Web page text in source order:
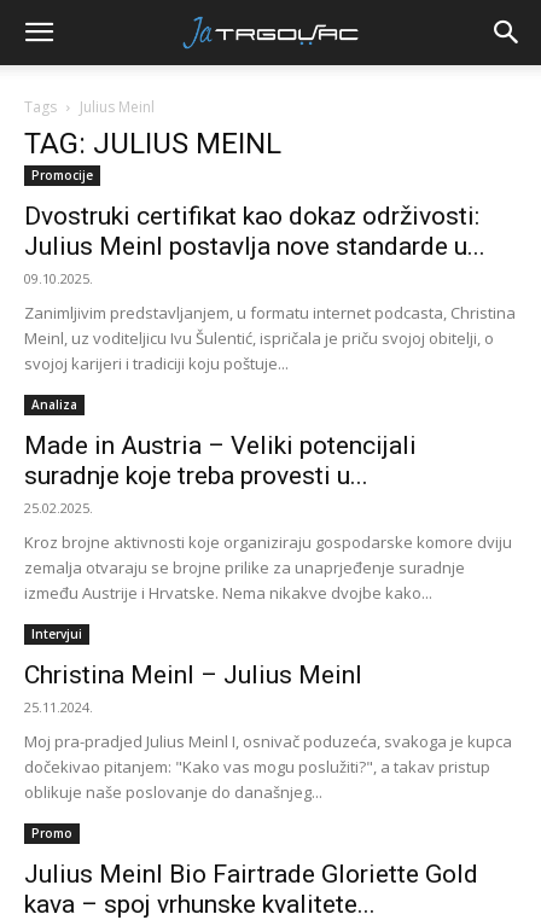
Tags Julius Meinl
TAG: JULIUS MEINL
Promocije
Dvostruki certifikat kao dokaz održivosti:
Julius Meinl postavlja nove standarde u...
09.10.2025.
Zanimljivim predstavljanjem, u formatu internet podcasta, Christina
Meinl, uz voditeljicu Ivu Šulentić, ispričala je priču svojoj obitelji, o
svojoj karijeri i tradiciji koju poštuje...
Analiza
Made in Austria – Veliki potencijali
suradnje koje treba provesti u...
25.02.2025.
Kroz brojne aktivnosti koje organiziraju gospodarske komore dviju
zemalja otvaraju se brojne prilike za unaprjeđenje suradnje
između Austrije i Hrvatske. Nema nikakve dvojbe kako...
Intervjui
Christina Meinl – Julius Meinl
25.11.2024.
Moj pra-pradjed Julius Meinl I, osnivač poduzeća, svakoga je kupca
dočekivao pitanjem: "Kako vas mogu poslužiti?", a takav pristup
oblikuje naše poslovanje do današnjeg...
Promo
Julius Meinl Bio Fairtrade Gloriette Gold
kava – spoj vrhunske kvalitete...